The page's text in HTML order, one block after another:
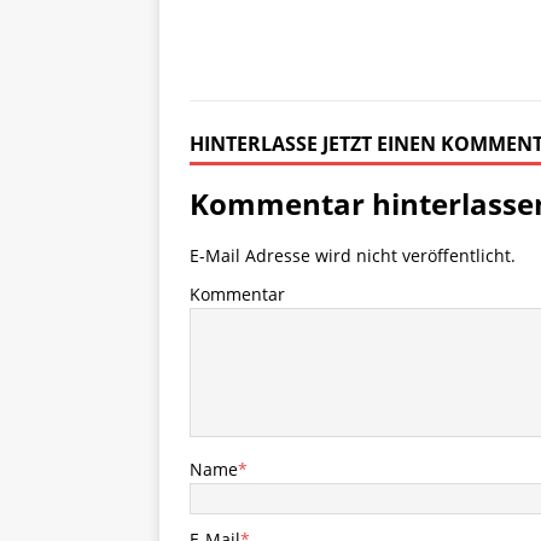
HINTERLASSE JETZT EINEN
Kommentar
E-Mail Adresse wird nicht veröffentlicht.
Kommentar
Name*